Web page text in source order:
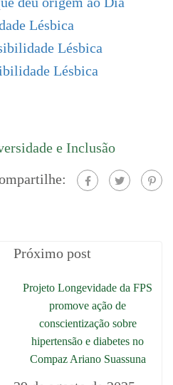
Lésbica
Lésbica
Lésbica
e Inclusão
Próximo post
Projeto Longevidade da FPS
promove ação de
conscientização sobre
hipertensão e diabetes no
Compaz Ariano Suassuna